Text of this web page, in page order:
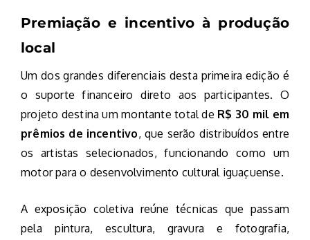
Premiação e incentivo à produção
local
Um dos grandes diferenciais desta primeira edição é
o suporte financeiro direto aos participantes. O
projeto destina um montante total de R$ 30 mil em
prêmios de incentivo, que serão distribuídos entre
os artistas selecionados, funcionando como um
motor para o desenvolvimento cultural iguaçuense.
A exposição coletiva reúne técnicas que passam
pela pintura, escultura, gravura e fotografia,